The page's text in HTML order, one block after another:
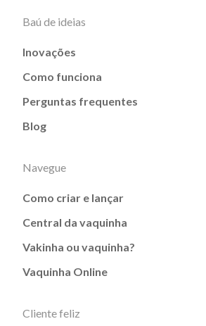
Baú de ideias
Inovações
Como funciona
Perguntas frequentes
Blog
Navegue
Como criar e lançar
Central da vaquinha
Vakinha ou vaquinha?
Vaquinha Online
Cliente feliz